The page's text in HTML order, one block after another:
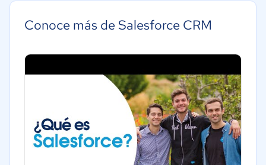
Hotelería / Viajes
Seguros
Bienes raíces
Minorista
Conoce más de Salesforce CRM